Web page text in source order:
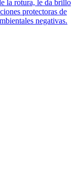
la rotura, le da brillo
protectoras de
negativas.